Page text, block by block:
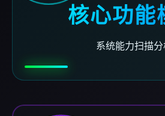
核心功能
系统能力扫描分